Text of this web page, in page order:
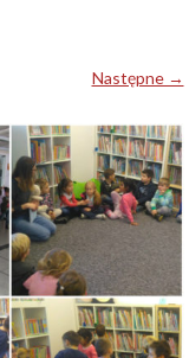
Następne →